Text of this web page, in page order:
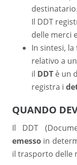
destinatario.
Il DDT
delle merci
In sintesi, la
relativo a
il DDT è un
registra i
QUANDO
Il DDT
emesso in
il trasporto delle